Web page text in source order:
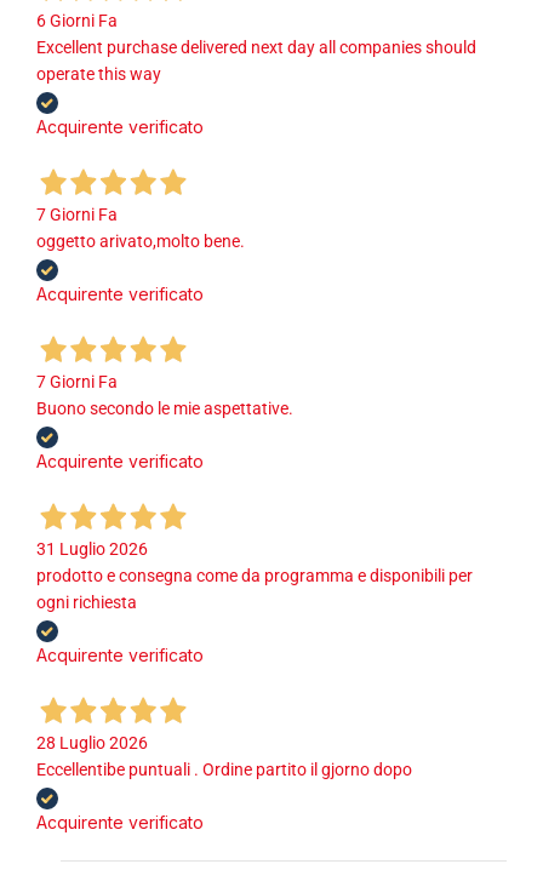
6 Giorni Fa
Excellent purchase delivered next day all companies should
operate this way
Acquirente verificato
7 Giorni Fa
oggetto arivato,molto bene.
Acquirente verificato
7 Giorni Fa
Buono secondo le mie aspettative.
Acquirente verificato
31 Luglio 2026
prodotto e consegna come da programma e disponibili per
ogni richiesta
Acquirente verificato
28 Luglio 2026
Eccellentibe puntuali . Ordine partito il gjorno dopo
Acquirente verificato